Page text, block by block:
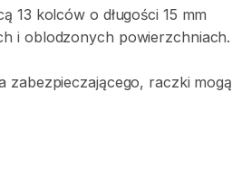
13 kolców o długości 15 mm
i oblodzonych powierzchniach.
zabezpieczającego​​,​ raczki mogą